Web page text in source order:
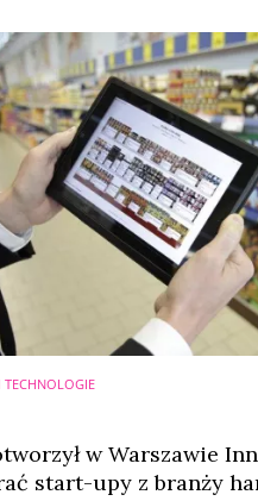
TECHNOLOGIE
w Warszawie
start-upy z branży